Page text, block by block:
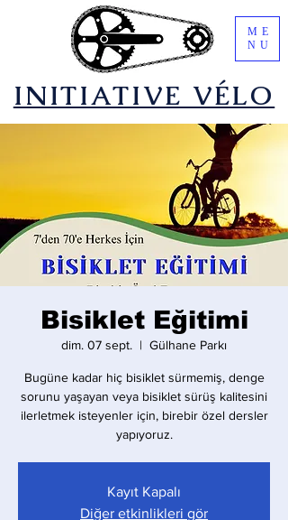
​INITIATIVE VÉLO
ME
NU
Bisiklet Eğitimi
dim. 07 sept.
  |
Gülhane Parkı
Bugüne kadar hiç bisiklet sürmemiş, denge
sorunu yaşayan veya bisiklet sürüş kalitesini
ilerletmek isteyenler için, birebir özel dersler
yapıyoruz.
Kayıt Kapalı
Diğer etkinlikleri gör